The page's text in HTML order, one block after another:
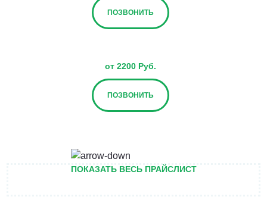
ПОЗВОНИТЬ
от 2200 Руб.
ПОЗВОНИТЬ
ПОКАЗАТЬ ВЕСЬ ПРАЙСЛИСТ